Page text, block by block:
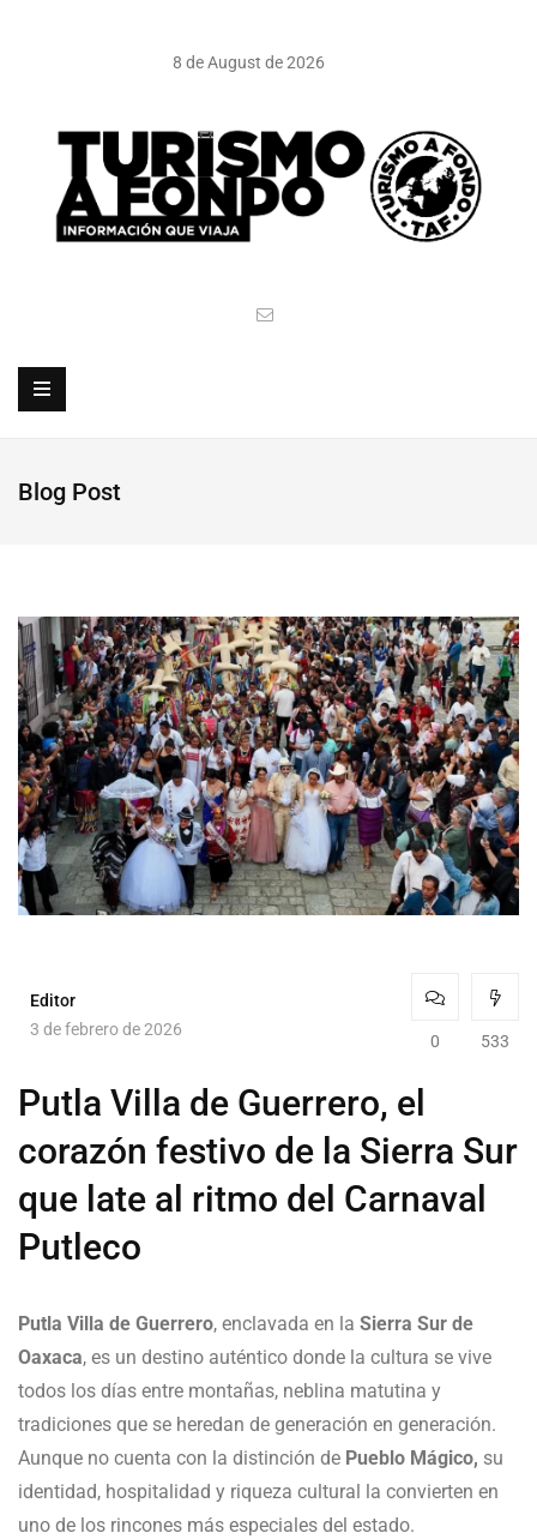
8 de August de 2026
Blog Post
Editor
3 de febrero de 2026
0 533
Putla Villa de Guerrero, el
corazón festivo de la Sierra Sur
que late al ritmo del Carnaval
Putleco
Putla Villa de Guerrero, enclavada en la Sierra Sur de
Oaxaca, es un destino auténtico donde la cultura se vive
todos los días entre montañas, neblina matutina y
tradiciones que se heredan de generación en generación.
Aunque no cuenta con la distinción de Pueblo Mágico, su
identidad, hospitalidad y riqueza cultural la convierten en
uno de los rincones más especiales del estado.